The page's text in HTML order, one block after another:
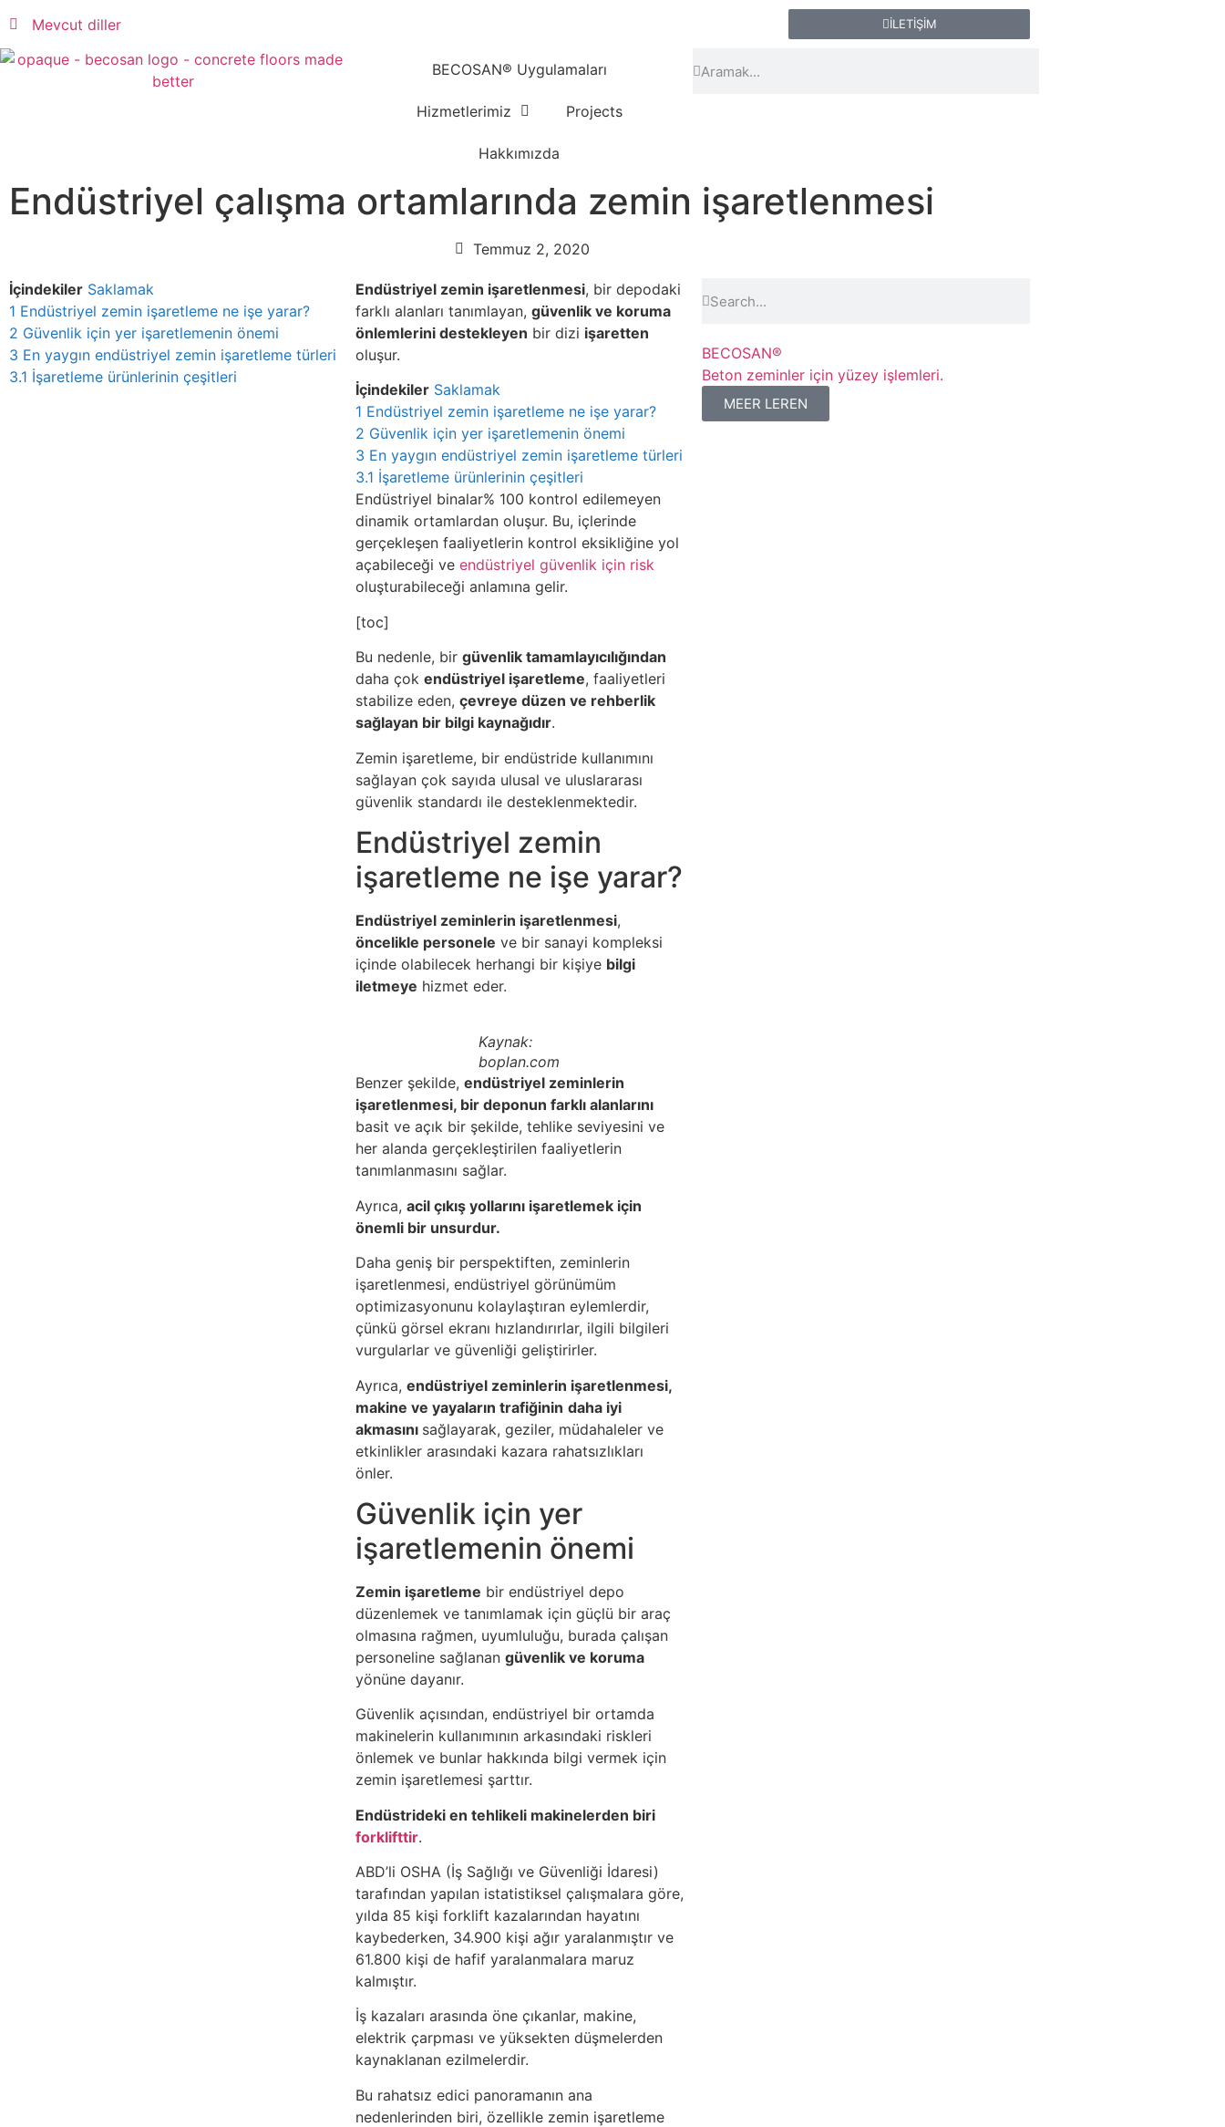
Mevcut diller İLETİŞİM
BECOSAN® Uygulamaları
Hizmetlerimiz Projects
Hakkımızda
Endüstriyel çalışma ortamlarında zemin işaretlenmesi
Temmuz 2, 2020
İçindekiler Saklamak
1 Endüstriyel zemin işaretleme ne işe yarar?
2 Güvenlik için yer işaretlemenin önemi
3 En yaygın endüstriyel zemin işaretleme türleri
3.1 İşaretleme ürünlerinin çeşitleri
Endüstriyel zemin işaretlenmesi, bir depodaki
farklı alanları tanımlayan, güvenlik ve koruma
önlemlerini destekleyen bir dizi işaretten
oluşur.
İçindekiler Saklamak
1 Endüstriyel zemin işaretleme ne işe yarar?
2 Güvenlik için yer işaretlemenin önemi
3 En yaygın endüstriyel zemin işaretleme türleri
3.1 İşaretleme ürünlerinin çeşitleri
Endüstriyel binalar% 100 kontrol edilemeyen
dinamik ortamlardan oluşur. Bu, içlerinde
gerçekleşen faaliyetlerin kontrol eksikliğine yol
açabileceği ve endüstriyel güvenlik için risk
oluşturabileceği anlamına gelir.
[toc]
Bu nedenle, bir güvenlik tamamlayıcılığından
daha çok endüstriyel işaretleme, faaliyetleri
stabilize eden, çevreye düzen ve rehberlik
sağlayan bir bilgi kaynağıdır.
Zemin işaretleme, bir endüstride kullanımını
sağlayan çok sayıda ulusal ve uluslararası
güvenlik standardı ile desteklenmektedir.
Endüstriyel zemin
işaretleme ne işe yarar?
Endüstriyel zeminlerin işaretlenmesi,
öncelikle personele ve bir sanayi kompleksi
içinde olabilecek herhangi bir kişiye bilgi
iletmeye hizmet eder.
Kaynak:
boplan.com
Benzer şekilde, endüstriyel zeminlerin
işaretlenmesi, bir deponun farklı alanlarını
basit ve açık bir şekilde, tehlike seviyesini ve
her alanda gerçekleştirilen faaliyetlerin
tanımlanmasını sağlar.
Ayrıca, acil çıkış yollarını işaretlemek için
önemli bir unsurdur.
Daha geniş bir perspektiften, zeminlerin
işaretlenmesi, endüstriyel görünümüm
optimizasyonunu kolaylaştıran eylemlerdir,
çünkü görsel ekranı hızlandırırlar, ilgili bilgileri
vurgularlar ve güvenliği geliştirirler.
Ayrıca, endüstriyel zeminlerin işaretlenmesi,
makine ve yayaların trafiğinin daha iyi
akmasını sağlayarak, geziler, müdahaleler ve
etkinlikler arasındaki kazara rahatsızlıkları
önler.
Güvenlik için yer
işaretlemenin önemi
Zemin işaretleme bir endüstriyel depo
düzenlemek ve tanımlamak için güçlü bir araç
olmasına rağmen, uyumluluğu, burada çalışan
personeline sağlanan güvenlik ve koruma
yönüne dayanır.
Güvenlik açısından, endüstriyel bir ortamda
makinelerin kullanımının arkasındaki riskleri
önlemek ve bunlar hakkında bilgi vermek için
zemin işaretlemesi şarttır.
Endüstrideki en tehlikeli makinelerden biri
forklifttir.
ABD’li OSHA (İş Sağlığı ve Güvenliği İdaresi)
tarafından yapılan istatistiksel çalışmalara göre,
yılda 85 kişi forklift kazalarından hayatını
kaybederken, 34.900 kişi ağır yaralanmıştır ve
61.800 kişi de hafif yaralanmalara maruz
kalmıştır.
İş kazaları arasında öne çıkanlar, makine,
elektrik çarpması ve yüksekten düşmelerden
kaynaklanan ezilmelerdir.
Bu rahatsız edici panoramanın ana
nedenlerinden biri, özellikle zemin işaretleme
BECOSAN®
Beton zeminler için yüzey işlemleri.
MEER LEREN